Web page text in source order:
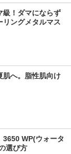
級！ダマにならず
リングメタルマス
肌へ。脂性肌向け
WP(ウォータ
選び方